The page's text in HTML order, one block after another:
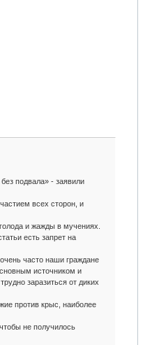
подвала» - заявили
всех сторон, и
и жажды в мучениях.
есть запрет на
часто наши граждане
источником и
заразиться от диких
против крыс, наиболее
не получилось